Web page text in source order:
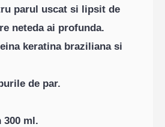
parul uscat si lipsit de
neteda ai profunda.
​​keratina braziliana si
de par.
300 ml.